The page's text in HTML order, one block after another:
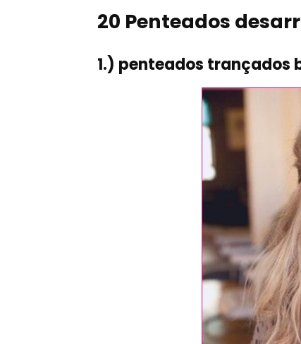
20 Penteados
1.) penteados trançados